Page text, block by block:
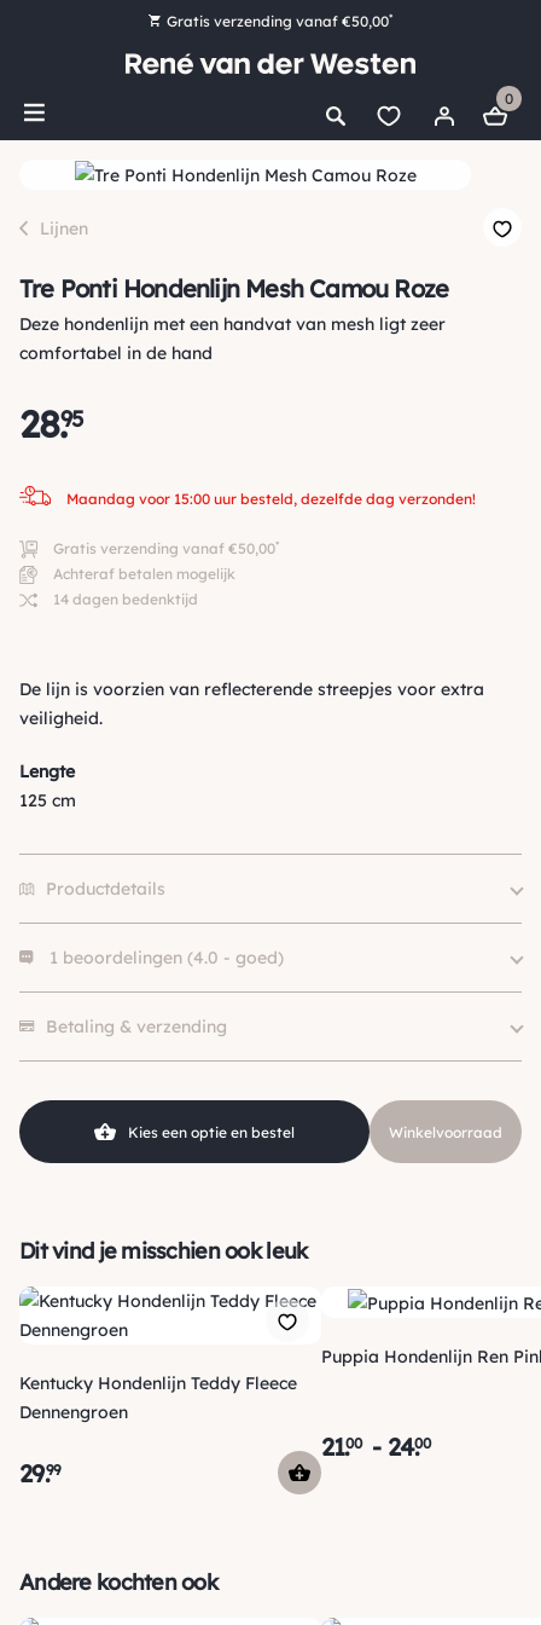
Gratis verzending vanaf €50,00*
Bestel nu, betaal later met Klarna
Ruim 16.000 artikelen op voorraad
0
Lijnen
Tre Ponti Hondenlijn Mesh Camou Roze
Deze hondenlijn met een handvat van mesh ligt zeer
comfortabel in de hand
28.
95
Maandag voor 15:00 uur besteld, dezelfde dag verzonden!
Gratis verzending vanaf €50,00*
Achteraf betalen mogelijk
14 dagen bedenktijd
De lijn is voorzien van reflecterende streepjes voor extra
veiligheid.
Lengte
125 cm
Productdetails
Gewicht
0.0000000 kg
0.0000000 × 0.0000000 ×
Kleur
Camouflage
Hondgrootte
Klein (0 – 10kg)
Soort
Wandellijn
1 beoordelingen (4.0 - goed)
Betaling & verzending
Je ontvangt een track & trace code van ons zodat je je
Kies een optie en bestel Winkelvoorraad
Dit vind je misschien ook leuk
Kentucky Hondenlijn Teddy Fleece
Dennengroen
29.99
Puppia Hondenlijn Ren
21.00 - 24.00
Andere kochten ook